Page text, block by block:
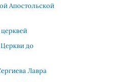
Апостольской
до
Лавра